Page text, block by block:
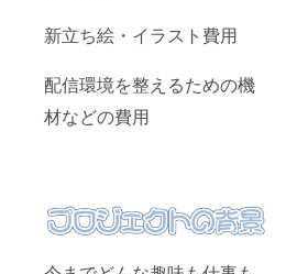
新立ち絵・イラスト費用
配信環境を整えるための機
材などの費用